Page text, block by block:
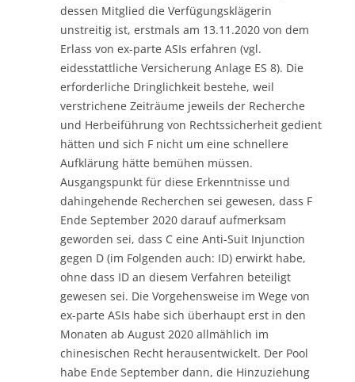
dessen Mitglied die Verfügungsklägerin
unstreitig ist, erstmals am 13.11.2020 von dem
Erlass von ex-parte ASIs erfahren (vgl.
eidesstattliche Versicherung Anlage ES 8). Die
erforderliche Dringlichkeit bestehe, weil
verstrichene Zeiträume jeweils der Recherche
und Herbeiführung von Rechtssicherheit gedient
hätten und sich F nicht um eine schnellere
Aufklärung hätte bemühen müssen.
Ausgangspunkt für diese Erkenntnisse und
dahingehende Recherchen sei gewesen, dass F
Ende September 2020 darauf aufmerksam
geworden sei, dass C eine Anti-Suit Injunction
gegen D (im Folgenden auch: ID) erwirkt habe,
ohne dass ID an diesem Verfahren beteiligt
gewesen sei. Die Vorgehensweise im Wege von
ex-parte ASIs habe sich überhaupt erst in den
Monaten ab August 2020 allmählich im
chinesischen Recht herausentwickelt. Der Pool
habe Ende September dann, die Hinzuziehung